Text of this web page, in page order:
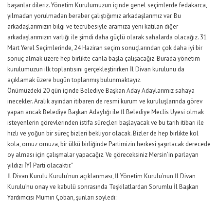
başarılar dileriz. Yönetim Kurulumuzun içinde genel seçimlerde fedakarca,
yılmadan yorulmadan beraber çalıştığımız arkadaşlarımız var. Bu
arkadaşlarımızın bilgi ve tecrübesiyle aramıza yeni katılan diğer
arkadaşlarımızın varlığı ile şimdi daha güçlü olarak sahalarda olacağız. 31
Mart Yerel Seçimlerinde, 24 Haziran seçim sonuçlarından çok daha iyi bir
sonuç almak üzere hep birlikte canla başla çalışacağız. Burada yönetim
kurulumuzun ilk toplantısını gerçekleştirirken İl Divan kurulunu da
açıklamak üzere bugün toplanmış bulunmaktayız.
Önümüzdeki 20 gün içinde Belediye Başkan Aday Adaylarımız sahaya
inecekler. Aralık ayından itibaren de resmi kurum ve kuruluşlarında görev
yapan ancak Belediye Başkan Adaylığı ile İl Belediye Meclis Üyesi olmak
isteyenlerin görevlerinden istifa süreçleri başlayacak ve bu tarih itibarı ile
hızlı ve yoğun bir süreç bizleri bekliyor olacak. Bizler de hep birlikte kol
kola, omuz omuza, bir ülkü birliğinde Partimizin herkesi şaşırtacak derecede
oy alması için çalışmalar yapacağız. Ve göreceksiniz Mersin’in parlayan
yıldızı İYİ Parti olacaktır.”
İl Divan Kurulu Kurulu’nun açıklanması, İl Yönetim Kurulu’nun İl Divan
Kurulu’nu onay ve kabulü sonrasında Teşkilatlardan Sorumlu İl Başkan
Yardımcısı Mümin Çoban, şunları söyledi: